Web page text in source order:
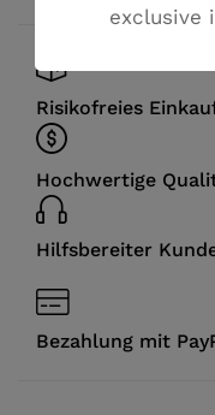
Risikofreies
Hochwertige
Hilfsbereiter
Bezahlung mit
exclusive